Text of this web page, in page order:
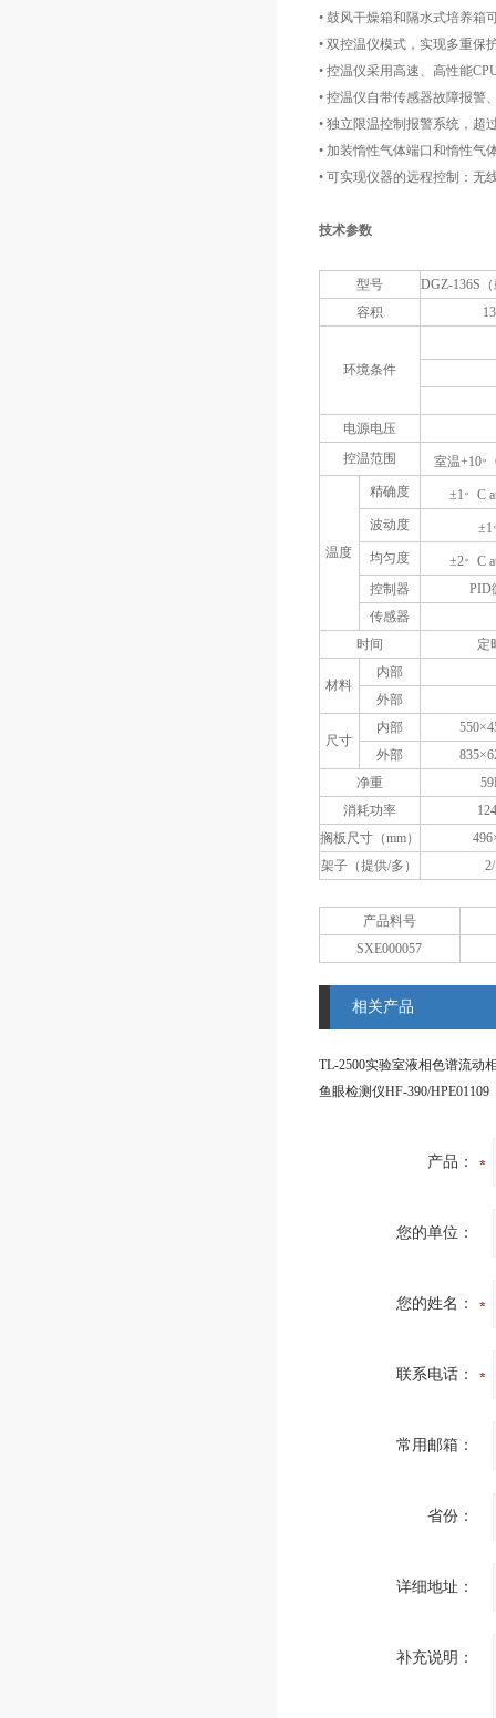
• 鼓风干燥箱和隔水式培养箱
• 双控温仪模式，实现多重保
• 控温仪采用高速、高性能
• 控温仪自带传感器故障报警
• 独立限温控制报警系统，超
• 加装惰性气体端口和惰性气
• 可实现仪器的远程控制：无
技术参数
型号
DGZ-136S
容积
环境条件
电源电压
控温范围
室温+10。
温度
精确度 ±1。C
波动度
±1
均匀度 ±2。C
控制器
PID
传感器
时间
定
材料
内部
外部
尺寸
内部
外部
净重
消耗功率
搁板尺寸（mm）
架子（提供/多）
产品料号
SXE000057
相关产品
TL-2500实验室液相色谱流动
鱼眼检测仪HF-390/HPE01109
产品：
您的单位：
您的姓名：
联系电话：
常用邮箱：
省份：
详细地址：
补充说明：